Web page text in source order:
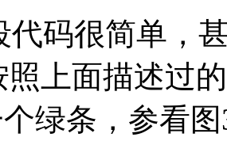
很简单，甚
上面描述过
绿条，参看